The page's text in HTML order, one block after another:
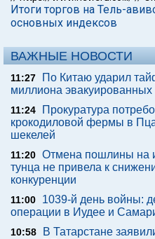
Итоги торгов на Тель-
основных индексов
ВАЖНЫЕ НОВОСТИ
11:27
По Китаю ударил
миллиона эвакуированных
11:24
Прокуратура
крокодиловой фермы в
шекелей
11:20 Отмена пошлины на
тунца не привела к
конкуренции
11:00
1039-й день войны:
операции в Иудее и
10:58
В Татарстане